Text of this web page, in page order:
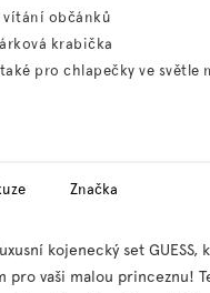
vítání občánků
krabička
pro chlapečky ve světle
Značka
kojenecký set GUESS,
pro vaši malou princeznu!